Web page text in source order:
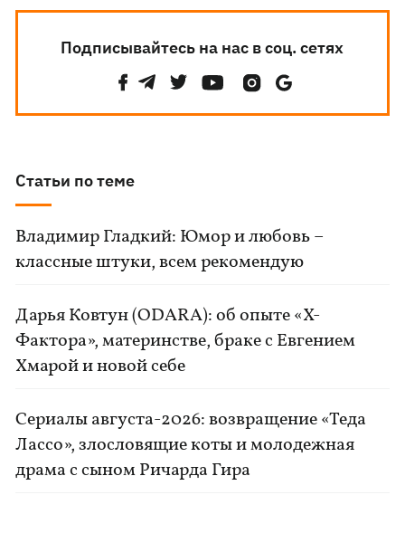
Подписывайтесь на нас в соц. сетях
Статьи по теме
Владимир Гладкий: Юмор и любовь –
классные штуки, всем рекомендую
Дарья Ковтун (ODARA): об опыте «Х-
Фактора», материнстве, браке с Евгением
Хмарой и новой себе
Сериалы августа-2026: возвращение «Теда
Лассо», злословящие коты и молодежная
драма с сыном Ричарда Гира